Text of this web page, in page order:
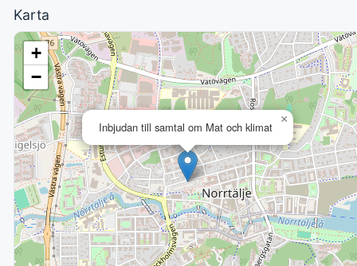
Karta
Inbjudan till samtal om Mat och klimat
×
+
−